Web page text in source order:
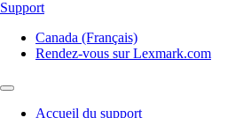
Support
Canada (Français)
Rendez-vous sur Lexmark.com
Accueil du support